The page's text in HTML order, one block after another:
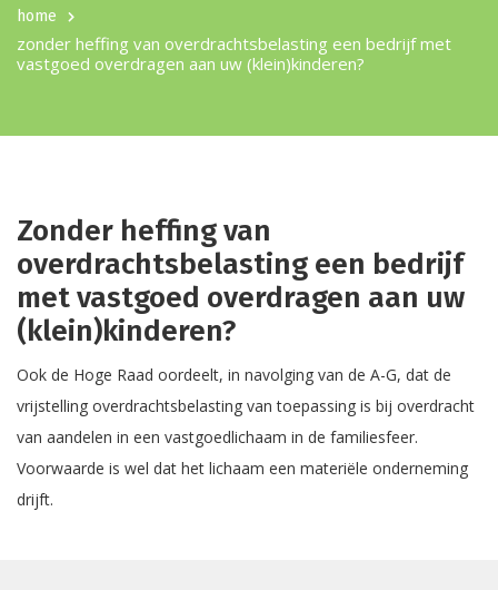
home
zonder heffing van overdrachtsbelasting een bedrijf met
vastgoed overdragen aan uw (klein)kinderen?
Zonder heffing van
overdrachtsbelasting een bedrijf
met vastgoed overdragen aan uw
(klein)kinderen?
Ook de Hoge Raad oordeelt, in navolging van de A-G, dat de
vrijstelling overdrachtsbelasting van toepassing is bij overdracht
van aandelen in een vastgoedlichaam in de familiesfeer.
Voorwaarde is wel dat het lichaam een materiële onderneming
drijft.